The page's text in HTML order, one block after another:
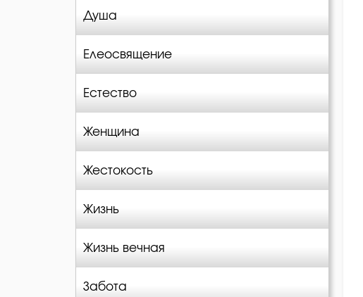
Душа
Елеосвящение
Естество
Женщина
Жестокость
Жизнь
Жизнь вечная
Забота